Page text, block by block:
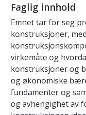
Faglig innhold
Emnet tar for seg
konstruksjoner,
virkemåte og
konstruksjoner og
og økonomiske
fundamenter og
og avhengighet av